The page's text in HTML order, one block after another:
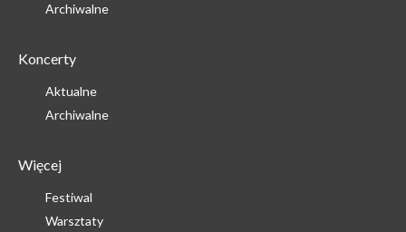
Archiwalne
Koncerty
Aktualne
Archiwalne
Więcej
Festiwal
Warsztaty